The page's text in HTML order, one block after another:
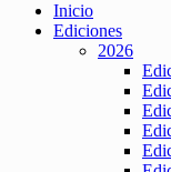
Inicio
Ediciones
2026